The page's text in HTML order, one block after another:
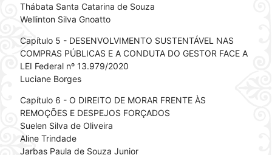
Thábata Santa Catarina de Souza
Wellinton Silva Gnoatto
Capítulo 5 - DESENVOLVIMENTO SUSTENTÁVEL NAS
COMPRAS PÚBLICAS E A CONDUTA DO GESTOR FACE A
LEI Federal nº 13.979/2020
Luciane Borges
Capítulo 6 - O DIREITO DE MORAR FRENTE ÀS
REMOÇÕES E DESPEJOS FORÇADOS
Suelen Silva de Oliveira
Aline Trindade
Jarbas Paula de Souza Junior